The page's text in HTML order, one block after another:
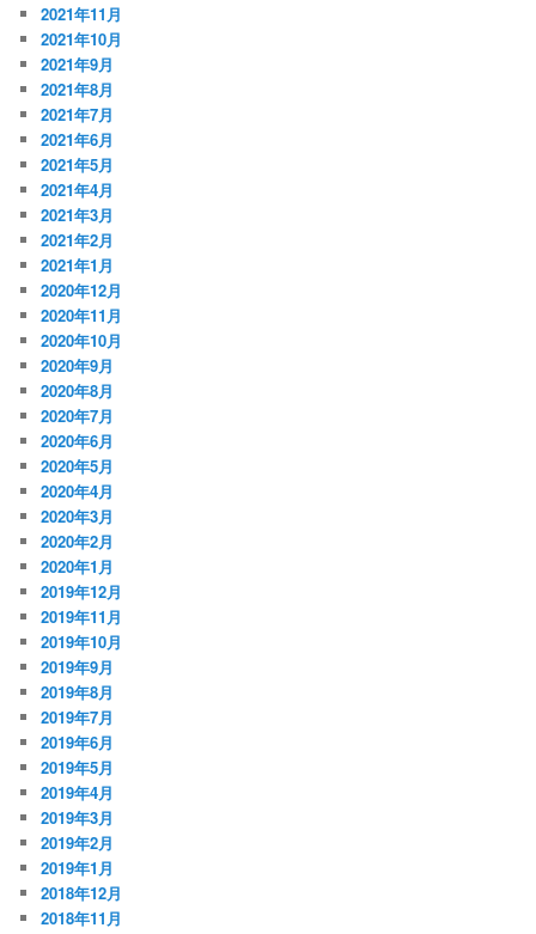
2021年11月
2021年10月
2021年9月
2021年8月
2021年7月
2021年6月
2021年5月
2021年4月
2021年3月
2021年2月
2021年1月
2020年12月
2020年11月
2020年10月
2020年9月
2020年8月
2020年7月
2020年6月
2020年5月
2020年4月
2020年3月
2020年2月
2020年1月
2019年12月
2019年11月
2019年10月
2019年9月
2019年8月
2019年7月
2019年6月
2019年5月
2019年4月
2019年3月
2019年2月
2019年1月
2018年12月
2018年11月